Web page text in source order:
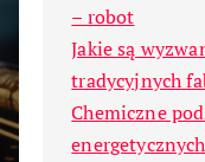
– robot
Jakie są
tradycyjnych
Chemiczne
energetycznych